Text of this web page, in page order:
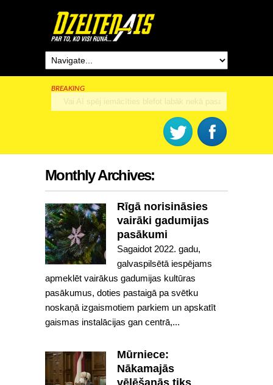
BREAKING
Rīga šogad svinēs 825. dzimšanas dienu
Monthly Archives:
Rīgā norisināsies
vairāki gadumijas
pasākumi
Sagaidot 2022. gadu,
galvaspilsētā iespējams
apmeklēt vairākus gadumijas kultūras
pasākumus, doties pastaigā pa svētku
noskaņā izgaismotiem parkiem un apskatīt
gaismas instalācijas gan centrā,...
Mūrniece:
Nākamajās
vēlēšanās tiks